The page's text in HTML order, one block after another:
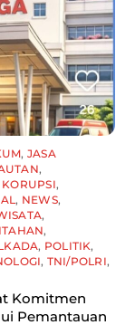
, JASA
,
KORUPSI,
, NEWS,
,
,
, POLITIK,
, TNI/POLRI,
Komitmen
Pemantauan